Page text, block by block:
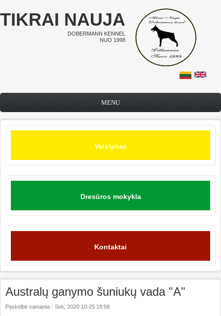
Pereiti į pagrindinį turinį
TIKRAI NAUJA
DOBERMANN KENNEL
NUO 1998
MENU
Veislynas
Dresūros mokykla
Kontaktai
Australų ganymo šuniukų vada "A"
Paskelbė samanta - Sek, 2020-10-25 19:59